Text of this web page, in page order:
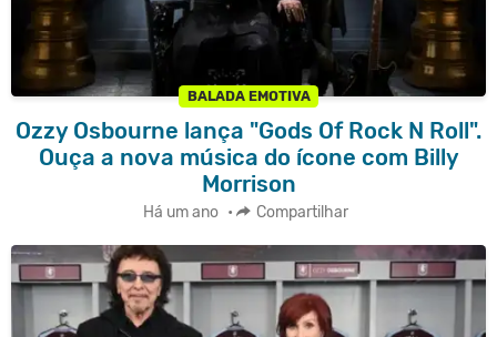
BALADA EMOTIVA
Ozzy Osbourne lança "Gods Of Rock N Roll".
Ouça a nova música do ícone com Billy
Morrison
Há um ano • Compartilhar